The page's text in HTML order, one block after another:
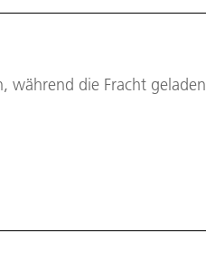
während die Fracht geladen